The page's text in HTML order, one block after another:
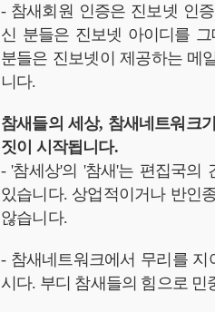
- 참새회원 인증은 진보넷 인
신 분들은 진보넷 아이디를
분들은 진보넷이 제공하는 메
니다.
참새들의 세상, 참새네트워크
짓이 시작됩니다.
- '참세상'의 '참새'는 편집국의
있습니다. 상업적이거나 반인
않습니다.
- 참새네트워크에서 무리를
시다. 부디 참새들의 힘으로 민